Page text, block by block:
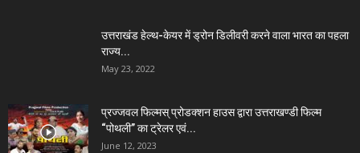
उत्तराखंड हेल्थ-केयर में ड्रोन डिलीवरी करने वाला भारत का पहला
राज्य...
May 23, 2022
प्रज्जवल फिल्मस् प्रोडक्शन हाउस द्वारा उत्तराखण्डी फिल्म
“पोथली” का ट्रेलर एवं...
June 12, 2023